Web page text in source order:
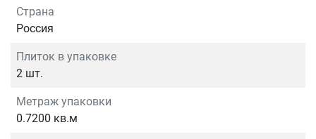
Страна
Россия
Плиток в упаковке
2 шт.
Метраж упаковки
0.7200 кв.м